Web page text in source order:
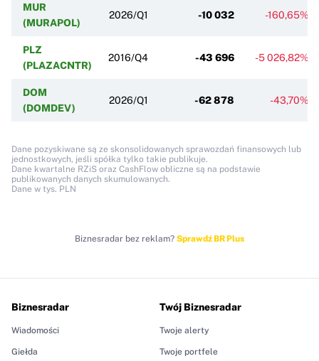
MUR
(MURAPOL)
2026/Q1 -10 032 -160,65%
PLZ
(PLAZACNTR)
2016/Q4 -43 696 -5 026,82%
DOM
(DOMDEV)
2026/Q1 -62 878 -43,70%
Dane pozyskiwane są ze skonsolidowanych sprawozdań finansowych lub
jednostkowych, jeśli spółka tylko takie publikuje.
Dane kwartalne RZiS oraz CashFlow obliczne są na podstawie
publikowanych danych skumulowanych.
Dane w tys. PLN
Biznesradar bez reklam? Sprawdź BR Plus
Biznesradar
Wiadomości
Giełda
Twój Biznesradar
Twoje alerty
Twoje portfele